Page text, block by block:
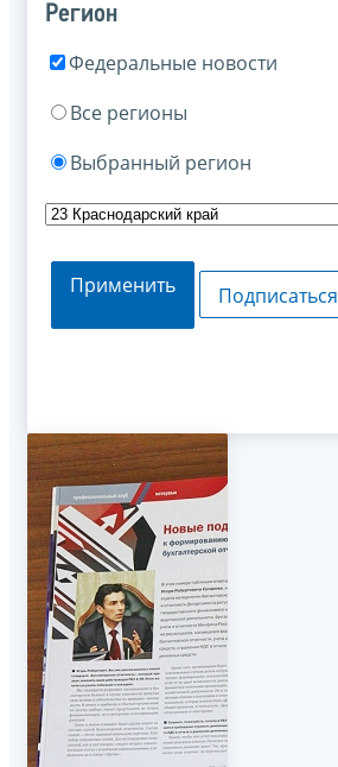
Регион
Федеральные новости
Все регионы
Выбранный регион
Применить Подписаться